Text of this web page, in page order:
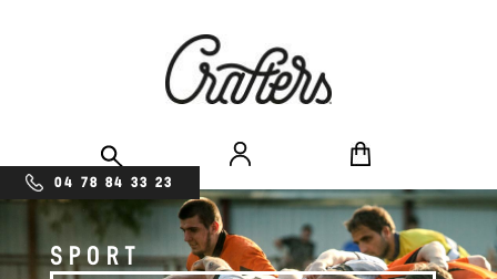
04 78 84 33 23
SPORT